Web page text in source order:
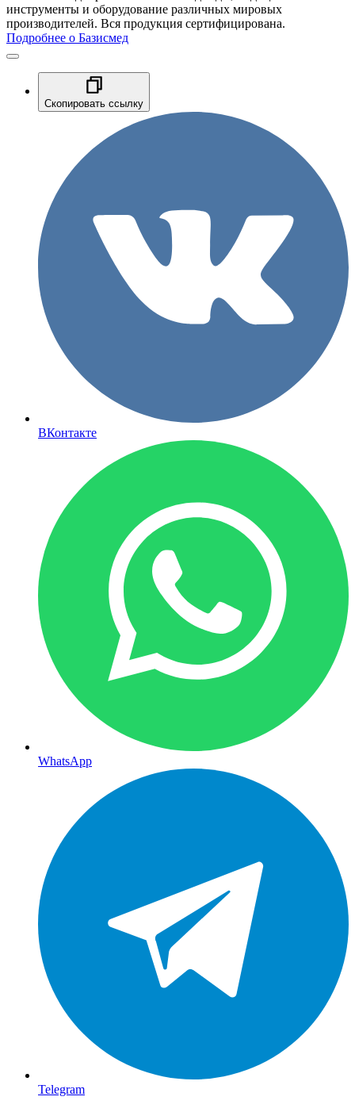
инструменты и оборудование различных мировых
производителей. Вся продукция сертифицирована.
Подробнее о Базисмед
Скопировать ссылку
ВКонтакте
WhatsApp
Telegram